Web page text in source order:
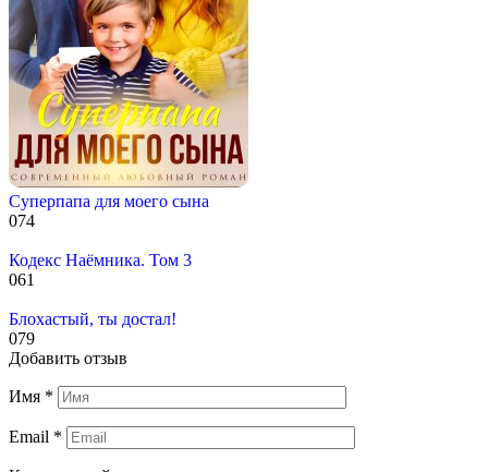
Суперпапа для моего сына
074
Кодекс Наёмника. Том 3
061
Блохастый, ты достал!
079
Добавить отзыв
Имя *
Email *